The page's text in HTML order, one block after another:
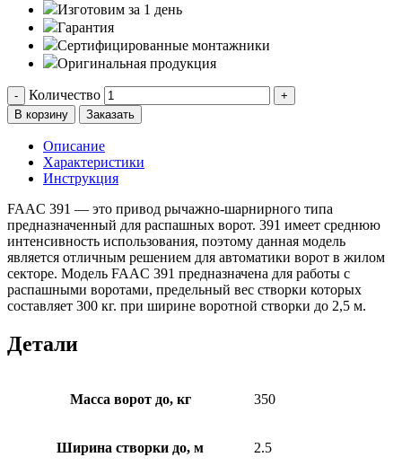
Изготовим за 1 день
Гарантия
Сертифицированные монтажники
Оригинальная продукция
- Количество
+
В корзину
Заказать
Описание
Характеристики
Инструкция
FAAC 391 — это привод рычажно-шарнирного типа
предназначенный для распашных ворот. 391 имеет среднюю
интенсивность использования, поэтому данная модель
является отличным решением для автоматики ворот в жилом
секторе. Модель FAAC 391 предназначена для работы с
распашными воротами, предельный вес створки которых
составляет 300 кг. при ширине воротной створки до 2,5 м.
Детали
Масса ворот до, кг 350
Ширина створки до, м 2.5